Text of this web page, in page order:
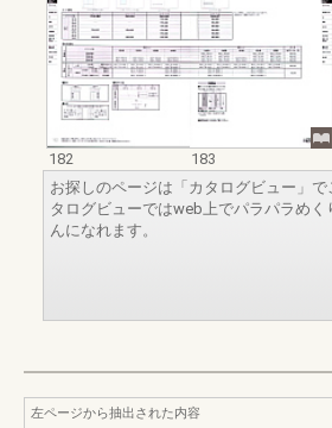
182
183
お探しのページは「カタログビュー」
タログビューではweb上でパラパラめく
んになれます。
左ページから抽出された内容